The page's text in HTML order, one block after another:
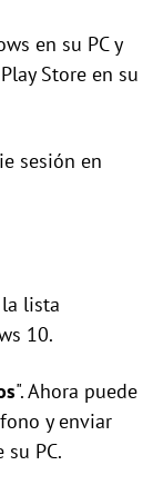
en su PC y
Store en su
sesión en
lista
10.
". Ahora puede
y enviar
PC.